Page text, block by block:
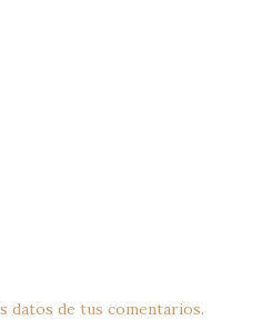
datos de tus comentarios.